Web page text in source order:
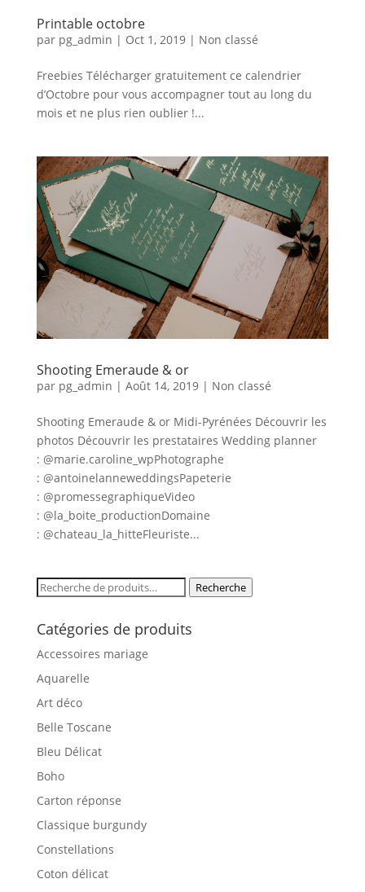
Printable octobre
par pg_admin | Oct 1, 2019| Non classé
Freebies Télécharger gratuitement ce calendrier
d’Octobre pour vous accompagner tout au long du
mois et ne plus rien oublier !...
Shooting Emeraude & or
par pg_admin | Août 14, 2019| Non classé
Shooting Emeraude & or Midi-Pyrénées Découvrir les
photos Découvrir les prestataires Wedding planner
: @marie.caroline_wp⁣Photographe
: @antoinelanneweddings⁣Papeterie
: @promessegraphique⁣Video
: @la_boite_production⁣Domaine
: @chateau_la_hitte⁣Fleuriste...
Recherche
Recherche
Catégories de produits
Accessoires mariage
Aquarelle
Art déco
Belle Toscane
Bleu Délicat
Boho
Carton réponse
Classique burgundy
Constellations
Coton délicat